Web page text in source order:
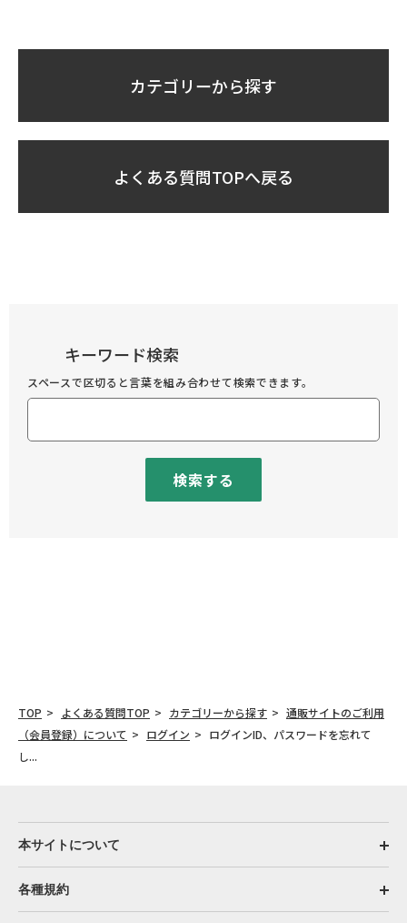
カテゴリーから探す
よくある質問TOPへ戻る
キーワード検索
スペースで区切ると言葉を組み合わせて検索できます。
検索する
TOP よくある質問TOP カテゴリーから探す
通販サイトのご利用
（会員登録）について
ログイン
ログインID、パスワードを忘れて
し...
本サイトについて
各種規約